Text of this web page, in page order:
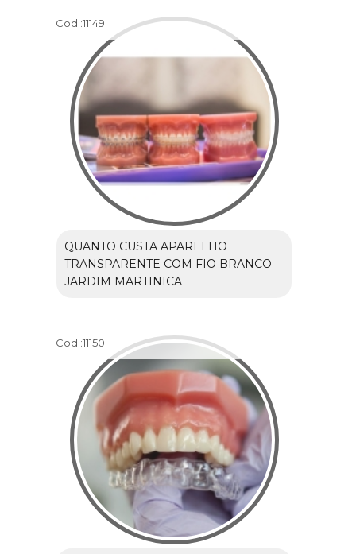
Cod.:11149
QUANTO CUSTA APARELHO
TRANSPARENTE COM FIO BRANCO
JARDIM MARTINICA
Cod.:11150